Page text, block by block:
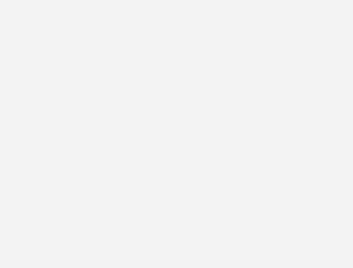
Stadtfestgottesdienst in der
vom Verein Dös Sumbarcher
Live Musik mit der Band „Jojozeit“